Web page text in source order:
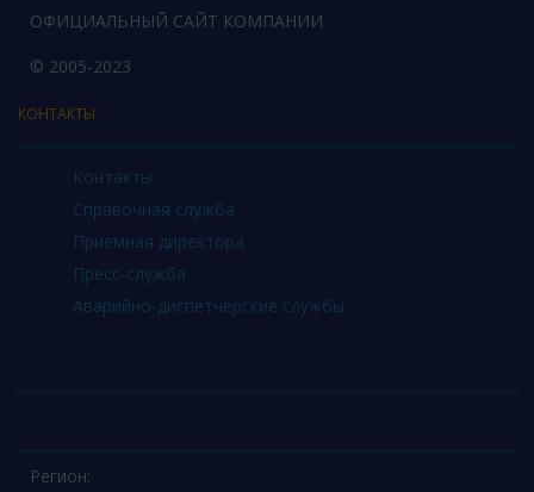
ОФИЦИАЛЬНЫЙ САЙТ КОМПАНИИ
© 2005-2023
КОНТАКТЫ
Контакты
Справочная служба
Приемная директора
Пресс-служба
Аварийно-диспетчерские службы
Регион: